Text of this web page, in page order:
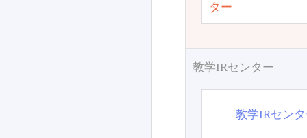
ター
教学IRセンター
教学IRセン